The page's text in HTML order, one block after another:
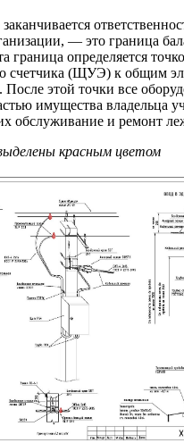
— это граница
граница определяется
счетчика (ЩУЭ) к общим
После этой точки все
имущества владельца
обслуживание и ремонт
красным цветом